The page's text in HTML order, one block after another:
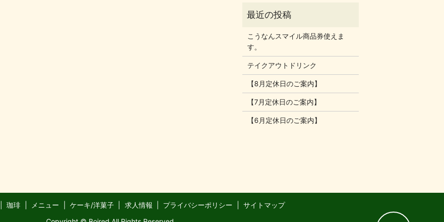
こうなんスマイル商品券使えま
す。
テイクアウトドリンク
【8月定休日のご案内】
【7月定休日のご案内】
【6月定休日のご案内】
珈琲 メニュー ケーキ/洋菓子 求人情報 プライバシーポリシー
サイトマップ